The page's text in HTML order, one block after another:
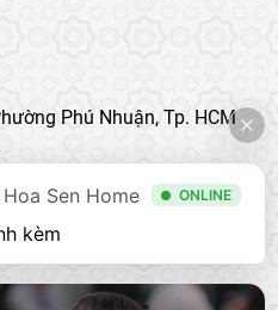
Phú Nhuận, Tp. HCM
Sen Home ONLINE
kèm